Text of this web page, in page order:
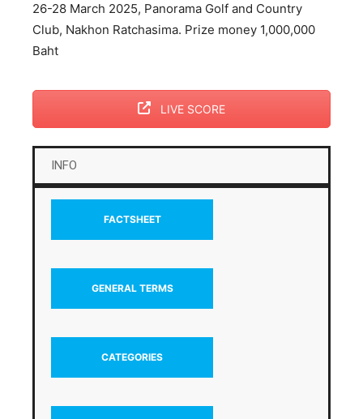
26-28 March 2025, Panorama Golf and Country
Club, Nakhon Ratchasima. Prize money 1,000,000
Baht
LIVE SCORE
INFO
FACTSHEET
GENERAL TERMS
CATEGORIES